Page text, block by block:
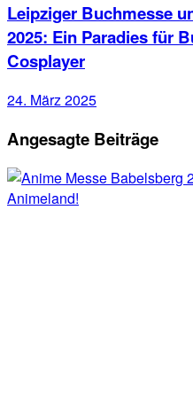
Leipziger Buchmesse
2025: Ein Paradies für
Cosplayer
24. März 2025
Angesagte Beiträge